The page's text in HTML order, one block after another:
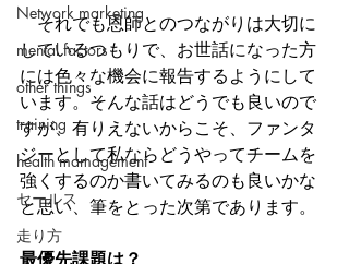
Network marketing
mental factors
other things
training
health mamagement
セールス
走り方
それでも恩師とのつながりは大切に
しているつもりで、お世話になった方
には色々な機会に報告するようにして
います。そんな話はどうでも良いので
すが、有りえないからこそ、ファンタ
ジーとして私ならどうやってチームを
強くするのか書いてみるのも良いかな
と思い、筆をとった次第であります。
最優先課題は？